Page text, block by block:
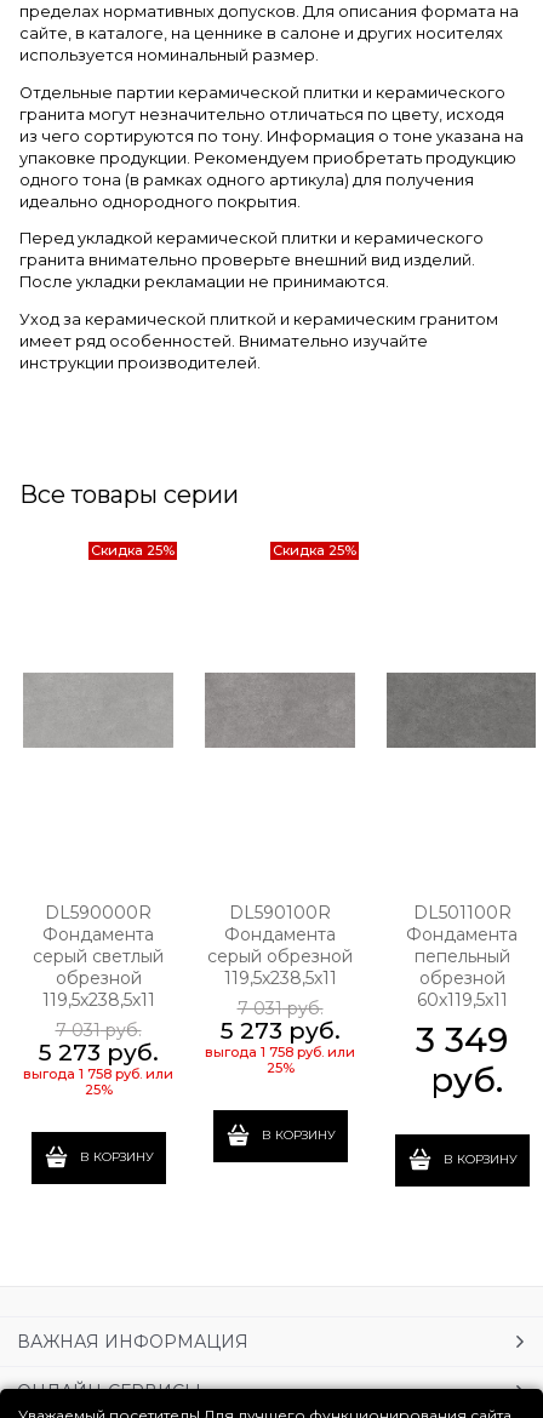
пределах нормативных допусков. Для описания формата на
сайте, в каталоге, на ценнике в салоне и других носителях
используется номинальный размер.
Отдельные партии керамической плитки и керамического
гранита могут незначительно отличаться по цвету, исходя
из чего сортируются по тону. Информация о тоне указана на
упаковке продукции. Рекомендуем приобретать продукцию
одного тона (в рамках одного артикула) для получения
идеально однородного покрытия.
Перед укладкой керамической плитки и керамического
гранита внимательно проверьте внешний вид изделий.
После укладки рекламации не принимаются.
Уход за керамической плиткой и керамическим гранитом
имеет ряд особенностей. Внимательно изучайте
инструкции производителей.
Все товары серии
Скидка 25%
DL590000R
Фондамента
серый светлый
обрезной
119,5х238,5х11
7 031 руб.
5 273 руб.
выгода 1 758 руб. или
25%
В КОРЗИНУ
Скидка 25%
DL590100R
Фондамента
серый обрезной
119,5х238,5х11
7 031 руб.
5 273 руб.
выгода 1 758 руб. или
25%
В КОРЗИНУ
DL501100R
Фондамента
пепельный
обрезной
60х119,5х11
3 349
руб.
В КОРЗИНУ
ВАЖНАЯ ИНФОРМАЦИЯ
ОНЛАЙН-СЕРВИСЫ